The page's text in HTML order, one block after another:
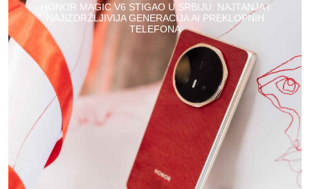
HONOR MAGIC V6 STIGAO U SRBIJU: NAJTANJA I
NAJIZDRŽLJIVIJA GENERACIJA AI PREKLOPNIH
TELEFONA